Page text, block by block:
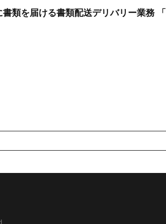
類を届ける書類配送デリバリー業務 「